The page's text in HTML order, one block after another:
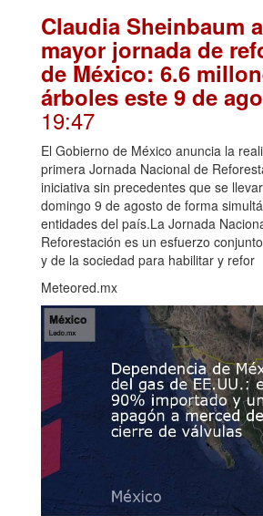
Claudia Sheinbaum
mayor jornada de
de México: 6.6
árboles este 9 de
19:47
El Gobierno de México anuncia la
primera Jornada Nacional de
iniciativa sin precedentes que se
domingo 9 de agosto de forma
entidades del país.La Jornada
Reforestación es un esfuerzo
y de la sociedad para habilitar y refor
Meteored.mx